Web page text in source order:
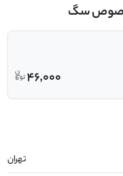
46,000
تهران